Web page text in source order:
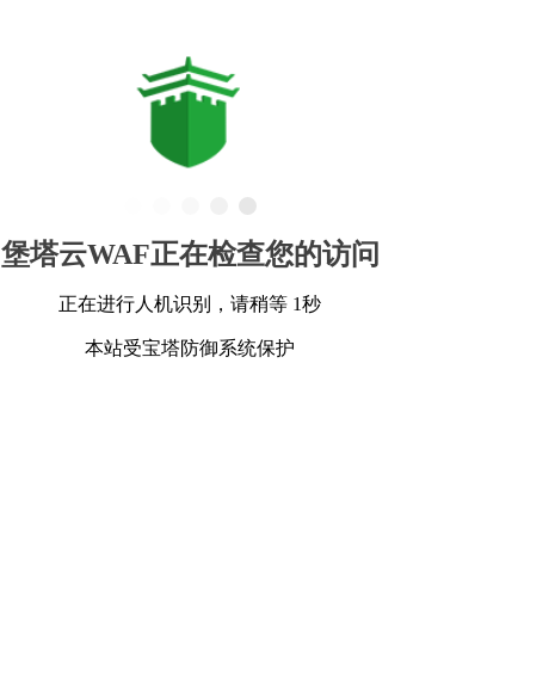
堡塔云WAF正在检查您的访问
正在进行人机识别，请稍等 1秒
本站受宝塔防御系统保护